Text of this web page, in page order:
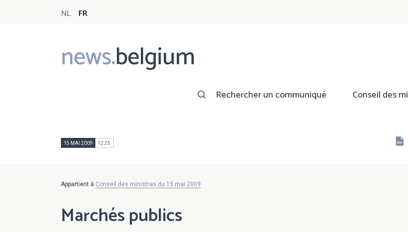
NL FR
news.belgium
Main
navigation
Rechercher un communiqué Conseil des
15 MAI 2009 12:25
Appartient à Conseil des ministres du 15 mai 2009
Marchés publics